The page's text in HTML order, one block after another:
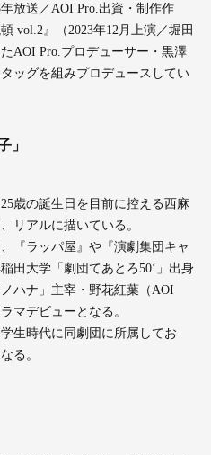
放送／AOI Pro.出資・制作作
vol.2』（2023年12月上演／堀田
AOI Pro.プロデューサー・黒澤
ッグを組みプロデュースしてい
」
歳の誕生日を目前に控える西麻
リアルに描いている。
『ラッパ屋』や『演劇集団キャ
田大学「劇団てあとろ50‘」出身
ハナ」主宰・野花紅葉（AOI
マデビューとなる。
生時代に同劇団に所属してお
る。